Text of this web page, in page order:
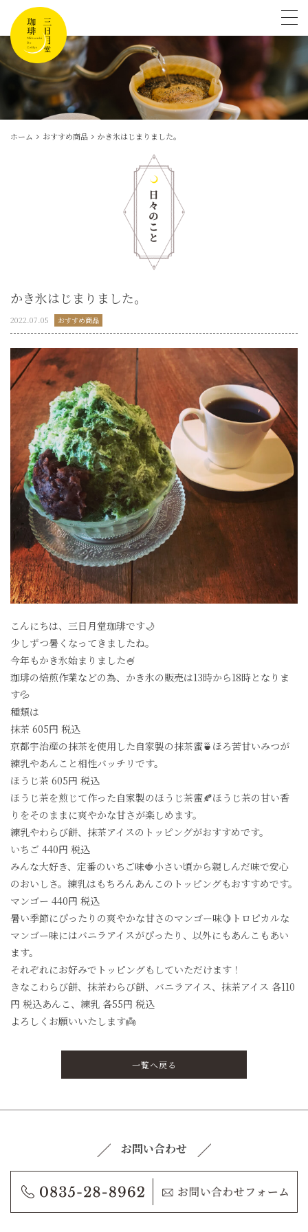
ホーム おすすめ商品 かき氷はじまりました。
かき氷はじまりました。
2022.07.05 おすすめ商品
こんにちは、三日月堂珈琲です🌙
少しずつ暑くなってきましたね。
今年もかき氷始まりました🍧
珈琲の焙煎作業などの為、かき氷の販売は13時から18時となりま
す💦
種類は
抹茶 605円 税込
京都宇治産の抹茶を使用した自家製の抹茶蜜🍵ほろ苦甘いみつが
練乳やあんこと相性バッチリです。
ほうじ茶 605円 税込
ほうじ茶を煎じて作った自家製のほうじ茶蜜🍂ほうじ茶の甘い香
りをそのままに爽やかな甘さが楽しめます。
練乳やわらび餅、抹茶アイスのトッピングがおすすめです。
いちご 440円 税込
みんな大好き、定番のいちご味🍓小さい頃から親しんだ味で安心
のおいしさ。練乳はもちろんあんこのトッピングもおすすめです。
マンゴー 440円 税込
暑い季節にぴったりの爽やかな甘さのマンゴー味🍋トロピカルな
マンゴー味にはバニラアイスがぴったり、以外にもあんこもあい
ます。
それぞれにお好みでトッピングもしていただけます！
きなこわらび餅、抹茶わらび餅、バニラアイス、抹茶アイス 各110
円 税込あんこ、練乳 各55円 税込
よろしくお願いいたします👼
一覧へ戻る
お問い合わせ